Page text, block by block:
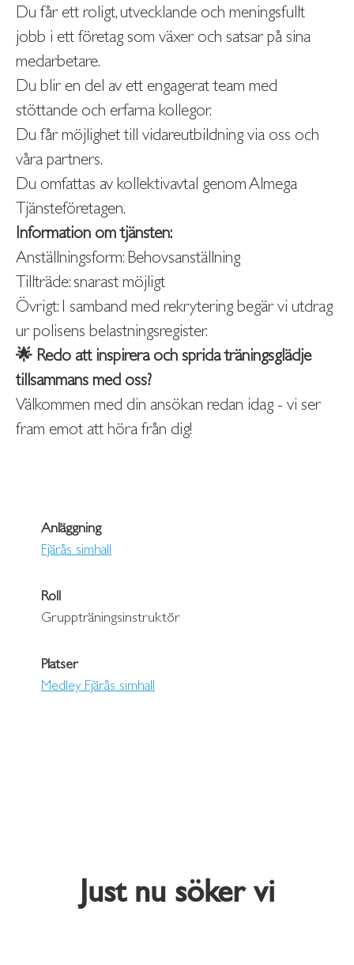
Du får ett roligt, utvecklande och meningsfullt
jobb i ett företag som växer och satsar på sina
medarbetare.
Du blir en del av ett engagerat team med
stöttande och erfarna kollegor.
Du får möjlighet till vidareutbildning via oss och
våra partners.
Du omfattas av kollektivavtal genom Almega
Tjänsteföretagen.
Information om tjänsten:
Anställningsform: Behovsanställning
Tillträde: snarast möjligt
Övrigt: I samband med rekrytering begär vi utdrag
ur polisens belastningsregister.
🌟 Redo att inspirera och sprida träningsglädje
tillsammans med oss?
Välkommen med din ansökan redan idag - vi ser
fram emot att höra från dig!
Anläggning
Fjärås simhall
Roll
Gruppträningsinstruktör
Platser
Medley Fjärås simhall
Just nu söker vi